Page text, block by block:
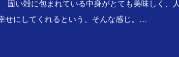
固い殻に包まれている中身がとても美味しく、人
せにしてくれるという、そんな感じ。…